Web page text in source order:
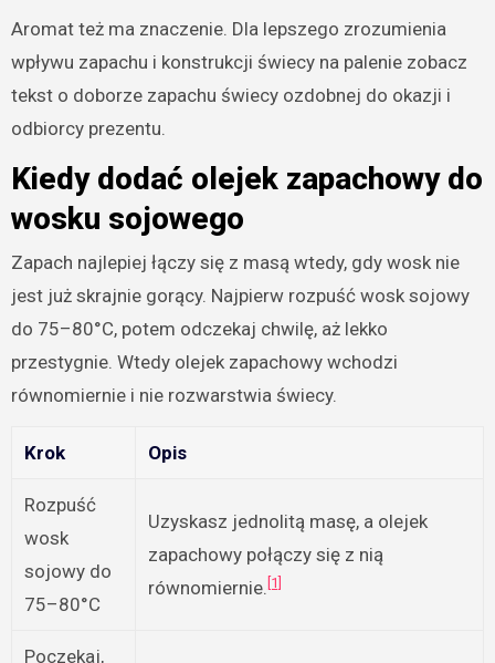
Aromat też ma znaczenie. Dla lepszego zrozumienia
wpływu zapachu i konstrukcji świecy na palenie zobacz
tekst o doborze zapachu świecy ozdobnej do okazji i
odbiorcy prezentu.
Kiedy dodać olejek zapachowy do
wosku sojowego
Zapach najlepiej łączy się z masą wtedy, gdy wosk nie
jest już skrajnie gorący. Najpierw rozpuść wosk sojowy
do 75–80°C, potem odczekaj chwilę, aż lekko
przestygnie. Wtedy olejek zapachowy wchodzi
równomiernie i nie rozwarstwia świecy.
Krok Opis
Rozpuść
wosk
sojowy do
75–80°C
Uzyskasz jednolitą masę, a olejek
zapachowy połączy się z nią
równomiernie. [1]
Poczekaj,